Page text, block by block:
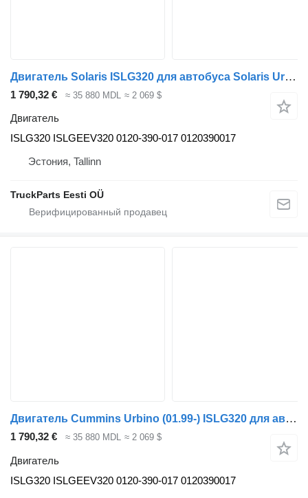
Двигатель Solaris ISLG320 для автобуса Solaris Urbino, Alpino, Vacanza (1999-)
1 790,32 € ≈ 35 880 MDL ≈ 2 069 $
Двигатель
ISLG320 ISLGEEV320 0120-390-017 0120390017
Эстония, Tallinn
TruckParts Eesti OÜ
Двигатель Cummins Urbino (01.99-) ISLG320 для автобуса Solaris Urbino, Alpino, Vacanza (1999-)
1 790,32 € ≈ 35 880 MDL ≈ 2 069 $
Двигатель
ISLG320 ISLGEEV320 0120-390-017 0120390017